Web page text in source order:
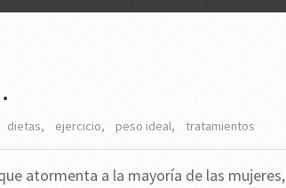
dietas, ejercicio, peso ideal, tratamientos
atormenta a la mayoría de las mujeres,